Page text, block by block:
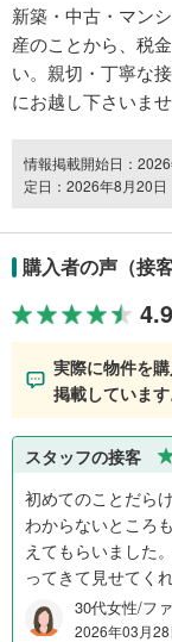
新築・中古・マン
産のことから、税
い。親切・丁寧な
にお越し下さいませ
情報掲載開始日：
定日：2026年8月20日
購入者の声（接
実際に物件を
掲載しています
スタッフの接客
初めてのことだら
わからないところ
えてもらいました
ってきて見せてく
30代女性/フ
2026年03月